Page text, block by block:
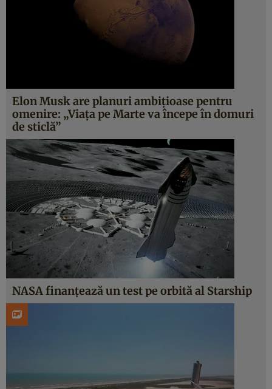
Elon Musk are planuri ambițioase pentru
omenire: „Viața pe Marte va începe în domuri
de sticlă”
NASA finanțează un test pe orbită al Starship